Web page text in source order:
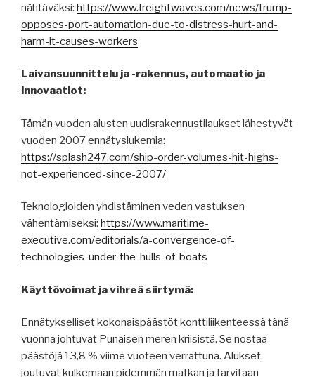
nähtäväksi: https://www.freightwaves.com/news/trump-
opposes-port-automation-due-to-distress-hurt-and-
harm-it-causes-workers
Laivansuunnittelu ja -rakennus, automaatio ja
innovaatiot:
Tämän vuoden alusten uudisrakennustilaukset lähestyvät
vuoden 2007 ennätyslukemia:
https://splash247.com/ship-order-volumes-hit-highs-
not-experienced-since-2007/
Teknologioiden yhdistäminen veden vastuksen
vähentämiseksi: https://www.maritime-
executive.com/editorials/a-convergence-of-
technologies-under-the-hulls-of-boats
Käyttövoimat ja vihreä siirtymä:
Ennätykselliset kokonaispäästöt konttiliikenteessä tänä
vuonna johtuvat Punaisen meren kriisistä. Se nostaa
päästöjä 13,8 % viime vuoteen verrattuna. Alukset
joutuvat kulkemaan pidemmän matkan ja tarvitaan